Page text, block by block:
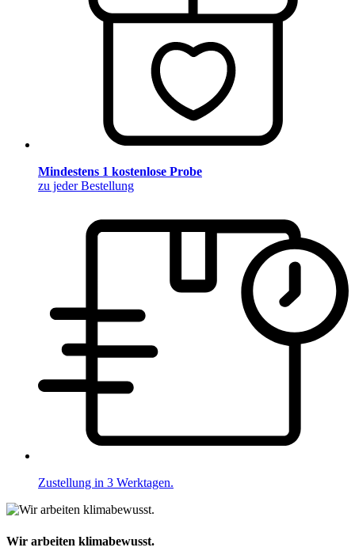
Mindestens 1 kostenlose Probe
zu jeder Bestellung
Zustellung in 3 Werktagen.
Wir arbeiten klimabewusst.